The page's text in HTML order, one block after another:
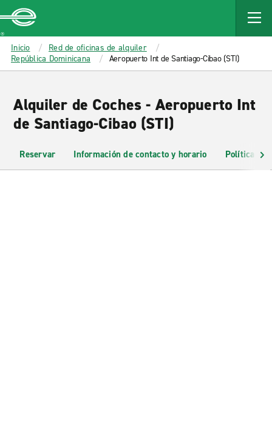
MAIN
CONTENT
Enterprise
Inicio
Red de oficinas de alquiler
República Dominicana
Aeropuerto Int de Santiago-Cibao (STI)
Alquiler de Coches - Aeropuerto Int
de Santiago-Cibao (STI)
Reservar Información de contacto y horario Políticas